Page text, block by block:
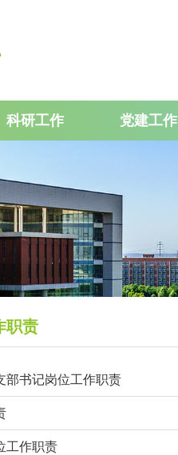
科研工作 党建工作
职责
部书记岗位工作职责
工作职责